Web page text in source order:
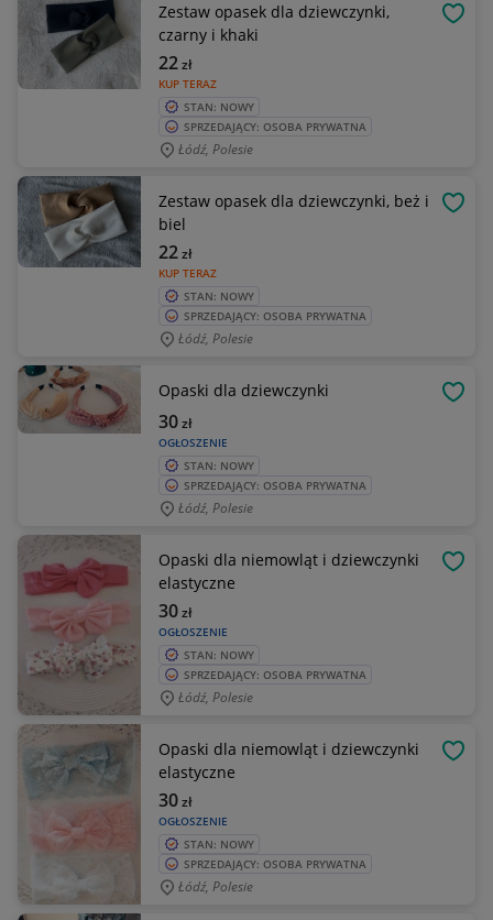
Zestaw opasek dla dziewczynki,
czarny i khaki
KUP TERAZ
22zł
STAN: NOWY
SPRZEDAJĄCY: OSOBA PRYWATNA
Łódź, Polesie
Zestaw opasek dla dziewczynki, beż i
biel
KUP TERAZ
22zł
STAN: NOWY
SPRZEDAJĄCY: OSOBA PRYWATNA
Łódź, Polesie
Opaski dla dziewczynki
OGŁOSZENIE
30zł
STAN: NOWY
SPRZEDAJĄCY: OSOBA PRYWATNA
Łódź, Polesie
Opaski dla niemowląt i dziewczynki
elastyczne
OGŁOSZENIE
30zł
STAN: NOWY
SPRZEDAJĄCY: OSOBA PRYWATNA
Łódź, Polesie
Opaski dla niemowląt i dziewczynki
elastyczne
OGŁOSZENIE
30zł
STAN: NOWY
SPRZEDAJĄCY: OSOBA PRYWATNA
Łódź, Polesie